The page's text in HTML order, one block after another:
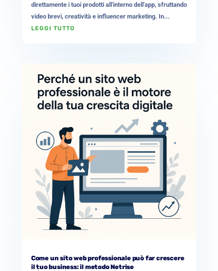
direttamente i tuoi prodotti all'interno dell'app, sfruttando
video brevi, creatività e influencer marketing. In...
LEGGI TUTTO
Come un sito web professionale può far crescere
il tuo business: il metodo Netrise